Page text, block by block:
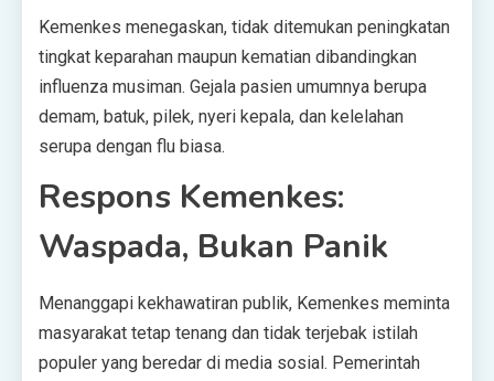
Kemenkes menegaskan, tidak ditemukan peningkatan
tingkat keparahan maupun kematian dibandingkan
influenza musiman. Gejala pasien umumnya berupa
demam, batuk, pilek, nyeri kepala, dan kelelahan
serupa dengan flu biasa.
Respons Kemenkes:
Waspada, Bukan Panik
Menanggapi kekhawatiran publik, Kemenkes meminta
masyarakat tetap tenang dan tidak terjebak istilah
populer yang beredar di media sosial. Pemerintah